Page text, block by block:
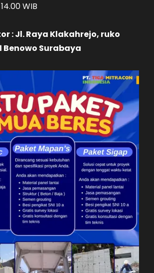
WIB
: Jl. Raya Klakahrejo, ruko
Benowo Surabaya